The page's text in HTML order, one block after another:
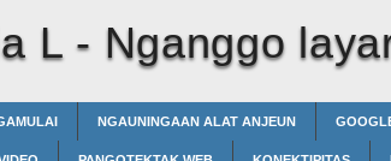
L - Nganggo
NGAUNINGAAN ALAT ANJEUN